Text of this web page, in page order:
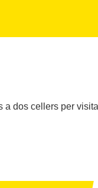
dos cellers per